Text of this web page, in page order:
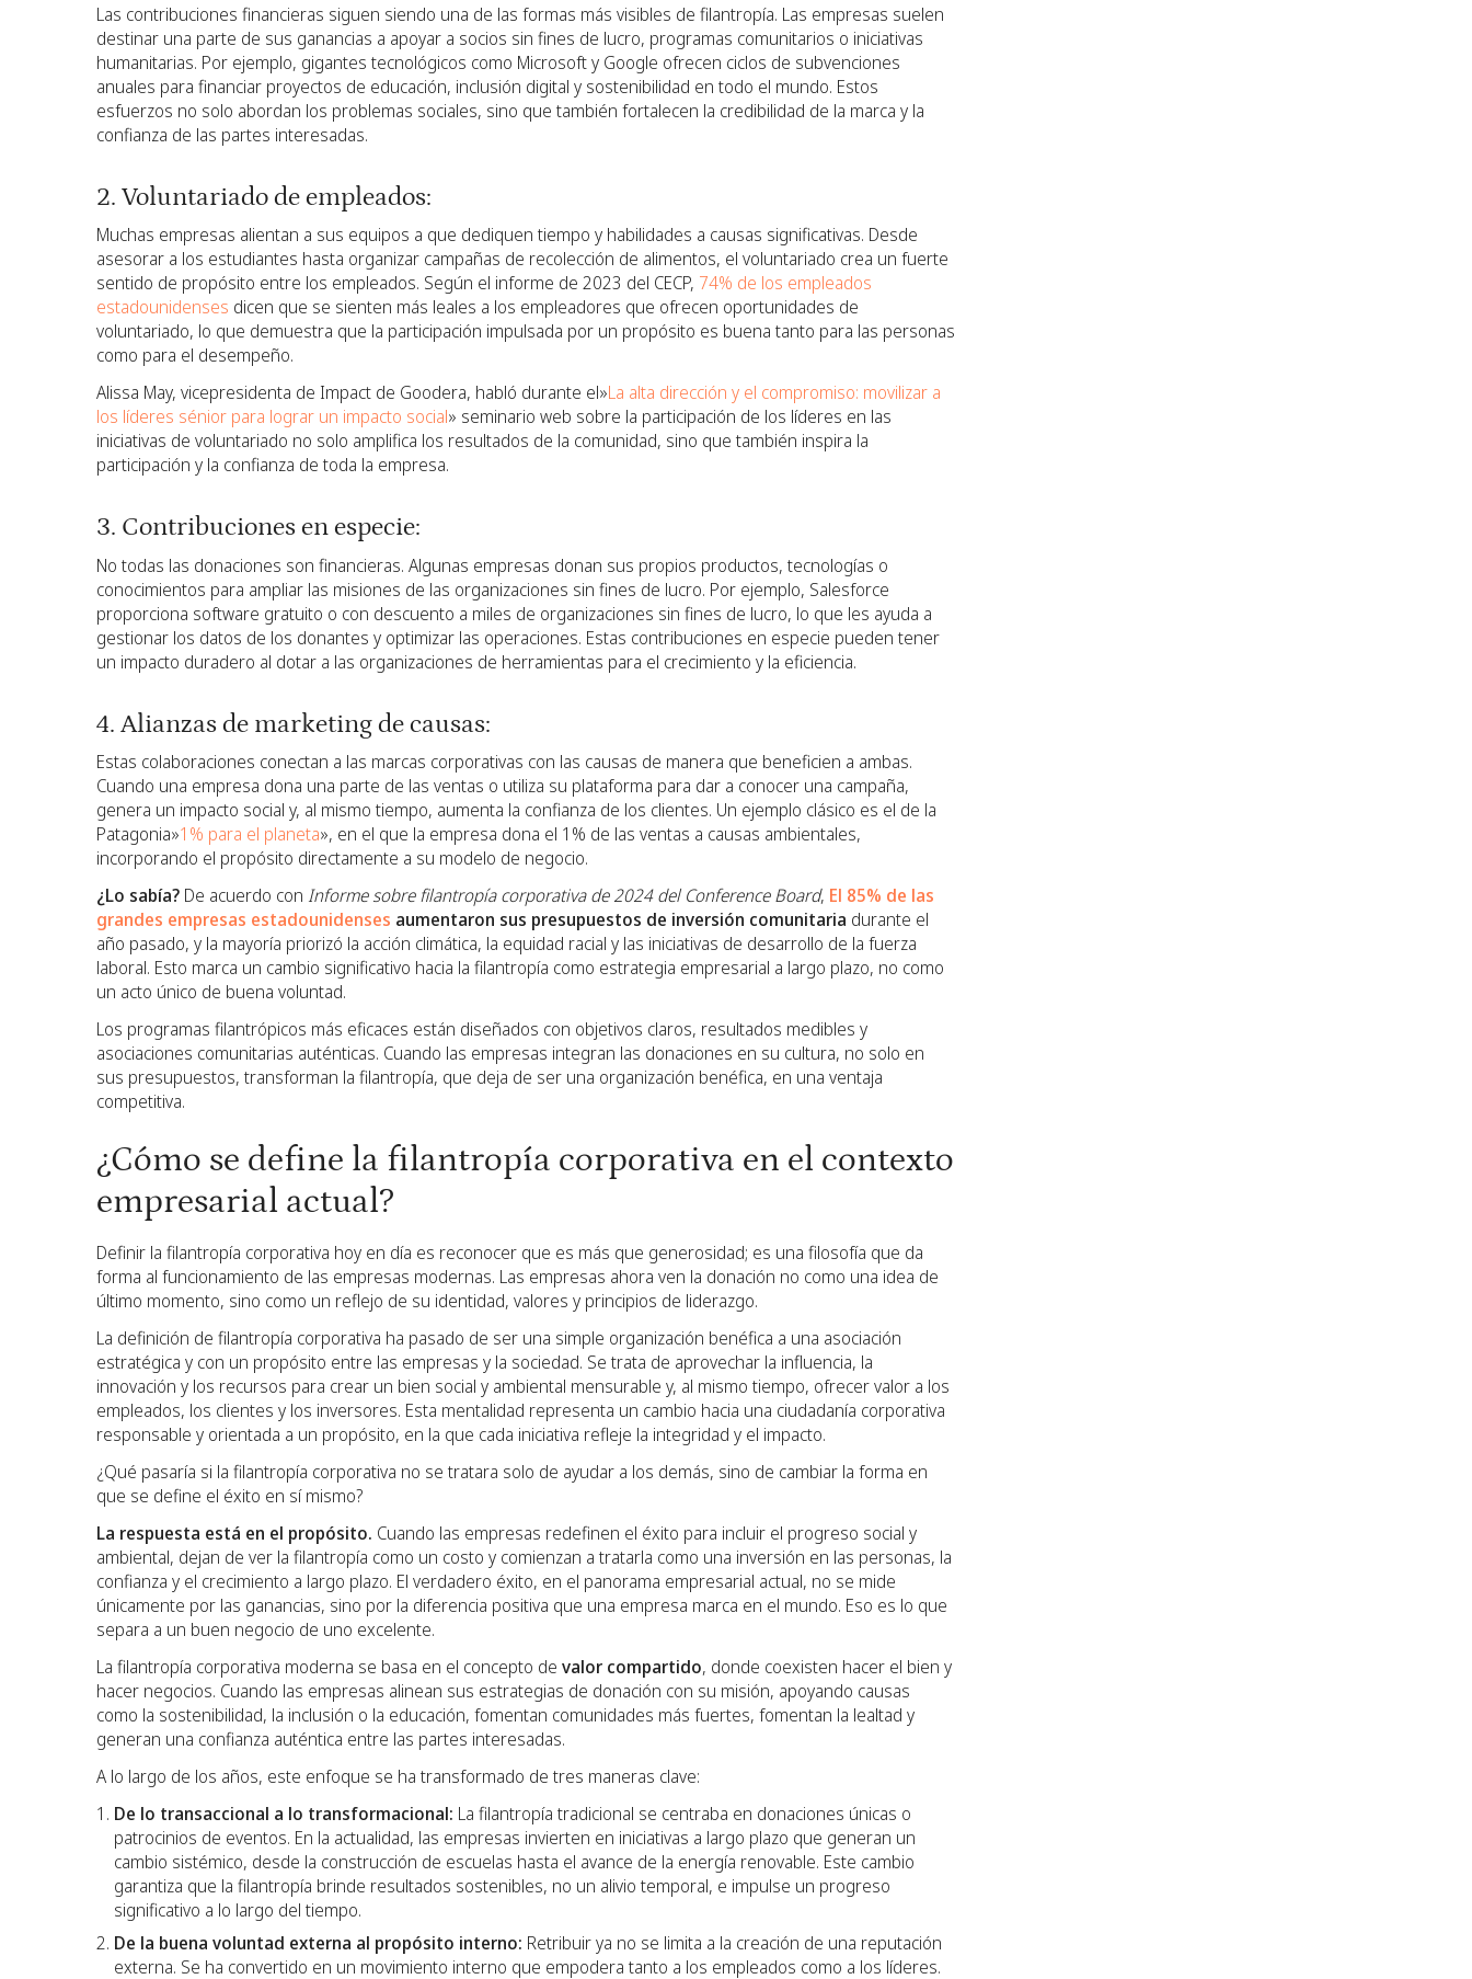
Las contribuciones financieras siguen siendo una de las formas más visibles de filantropía. Las empresas suelen
destinar una parte de sus ganancias a apoyar a socios sin fines de lucro, programas comunitarios o iniciativas
humanitarias. Por ejemplo, gigantes tecnológicos como Microsoft y Google ofrecen ciclos de subvenciones
anuales para financiar proyectos de educación, inclusión digital y sostenibilidad en todo el mundo. Estos
esfuerzos no solo abordan los problemas sociales, sino que también fortalecen la credibilidad de la marca y la
confianza de las partes interesadas.
2. Voluntariado de empleados:
Muchas empresas alientan a sus equipos a que dediquen tiempo y habilidades a causas significativas. Desde
asesorar a los estudiantes hasta organizar campañas de recolección de alimentos, el voluntariado crea un fuerte
sentido de propósito entre los empleados. Según el informe de 2023 del CECP, 74% de los empleados
estadounidenses dicen que se sienten más leales a los empleadores que ofrecen oportunidades de
voluntariado, lo que demuestra que la participación impulsada por un propósito es buena tanto para las personas
como para el desempeño.
Alissa May, vicepresidenta de Impact de Goodera, habló durante el»La alta dirección y el compromiso: movilizar a
los líderes sénior para lograr un impacto social» seminario web sobre la participación de los líderes en las
iniciativas de voluntariado no solo amplifica los resultados de la comunidad, sino que también inspira la
participación y la confianza de toda la empresa.
3. Contribuciones en especie:
No todas las donaciones son financieras. Algunas empresas donan sus propios productos, tecnologías o
conocimientos para ampliar las misiones de las organizaciones sin fines de lucro. Por ejemplo, Salesforce
proporciona software gratuito o con descuento a miles de organizaciones sin fines de lucro, lo que les ayuda a
gestionar los datos de los donantes y optimizar las operaciones. Estas contribuciones en especie pueden tener
un impacto duradero al dotar a las organizaciones de herramientas para el crecimiento y la eficiencia.
4. Alianzas de marketing de causas:
Estas colaboraciones conectan a las marcas corporativas con las causas de manera que beneficien a ambas.
Cuando una empresa dona una parte de las ventas o utiliza su plataforma para dar a conocer una campaña,
genera un impacto social y, al mismo tiempo, aumenta la confianza de los clientes. Un ejemplo clásico es el de la
Patagonia»1% para el planeta», en el que la empresa dona el 1% de las ventas a causas ambientales,
incorporando el propósito directamente a su modelo de negocio.
¿Lo sabía? De acuerdo con Informe sobre filantropía corporativa de 2024 del Conference Board, El 85% de las
grandes empresas estadounidenses aumentaron sus presupuestos de inversión comunitaria durante el
año pasado, y la mayoría priorizó la acción climática, la equidad racial y las iniciativas de desarrollo de la fuerza
laboral. Esto marca un cambio significativo hacia la filantropía como estrategia empresarial a largo plazo, no como
un acto único de buena voluntad.
Los programas filantrópicos más eficaces están diseñados con objetivos claros, resultados medibles y
asociaciones comunitarias auténticas. Cuando las empresas integran las donaciones en su cultura, no solo en
sus presupuestos, transforman la filantropía, que deja de ser una organización benéfica, en una ventaja
competitiva.
¿Cómo se define la filantropía corporativa en el contexto
empresarial actual?
Definir la filantropía corporativa hoy en día es reconocer que es más que generosidad; es una filosofía que da
forma al funcionamiento de las empresas modernas. Las empresas ahora ven la donación no como una idea de
último momento, sino como un reflejo de su identidad, valores y principios de liderazgo.
La definición de filantropía corporativa ha pasado de ser una simple organización benéfica a una asociación
estratégica y con un propósito entre las empresas y la sociedad. Se trata de aprovechar la influencia, la
innovación y los recursos para crear un bien social y ambiental mensurable y, al mismo tiempo, ofrecer valor a los
empleados, los clientes y los inversores. Esta mentalidad representa un cambio hacia una ciudadanía corporativa
responsable y orientada a un propósito, en la que cada iniciativa refleje la integridad y el impacto.
¿Qué pasaría si la filantropía corporativa no se tratara solo de ayudar a los demás, sino de cambiar la forma en
que se define el éxito en sí mismo?
La respuesta está en el propósito. Cuando las empresas redefinen el éxito para incluir el progreso social y
ambiental, dejan de ver la filantropía como un costo y comienzan a tratarla como una inversión en las personas, la
confianza y el crecimiento a largo plazo. El verdadero éxito, en el panorama empresarial actual, no se mide
únicamente por las ganancias, sino por la diferencia positiva que una empresa marca en el mundo. Eso es lo que
separa a un buen negocio de uno excelente.
La filantropía corporativa moderna se basa en el concepto de valor compartido, donde coexisten hacer el bien y
hacer negocios. Cuando las empresas alinean sus estrategias de donación con su misión, apoyando causas
como la sostenibilidad, la inclusión o la educación, fomentan comunidades más fuertes, fomentan la lealtad y
generan una confianza auténtica entre las partes interesadas.
A lo largo de los años, este enfoque se ha transformado de tres maneras clave:
De lo transaccional a lo transformacional: La filantropía tradicional se centraba en donaciones únicas o
patrocinios de eventos. En la actualidad, las empresas invierten en iniciativas a largo plazo que generan un
cambio sistémico, desde la construcción de escuelas hasta el avance de la energía renovable. Este cambio
garantiza que la filantropía brinde resultados sostenibles, no un alivio temporal, e impulse un progreso
significativo a lo largo del tiempo.
De la buena voluntad externa al propósito interno: Retribuir ya no se limita a la creación de una reputación
externa. Se ha convertido en un movimiento interno que empodera tanto a los empleados como a los líderes.